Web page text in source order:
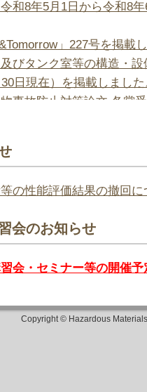
和8年5月1日から令和8
」227号を掲載
びタンク室等の構造・
日現在）を掲載しまし
事故防止対策論文 各賞
に応じた保安距離・保
っております★（土木審
日現在）を掲載しまし
）
システムの試験確認業
の性能評価結果の撤回に
会のお知らせ
会・セミナー等の開催予
Copyright © Hazardous